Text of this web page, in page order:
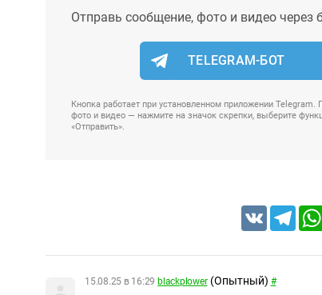
Отправь сообщение, фото и видео через
TELEGRAM-БОТ
Кнопка работает при установленном приложении
фото и видео — нажмите на значок скрепки, выберите
«Отправить».
VK
15.08.25 в 16:29 blackplower (Опытный) #